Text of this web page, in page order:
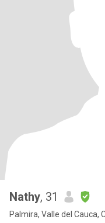
Nathy, 31
Palmira, Valle del Cauca,